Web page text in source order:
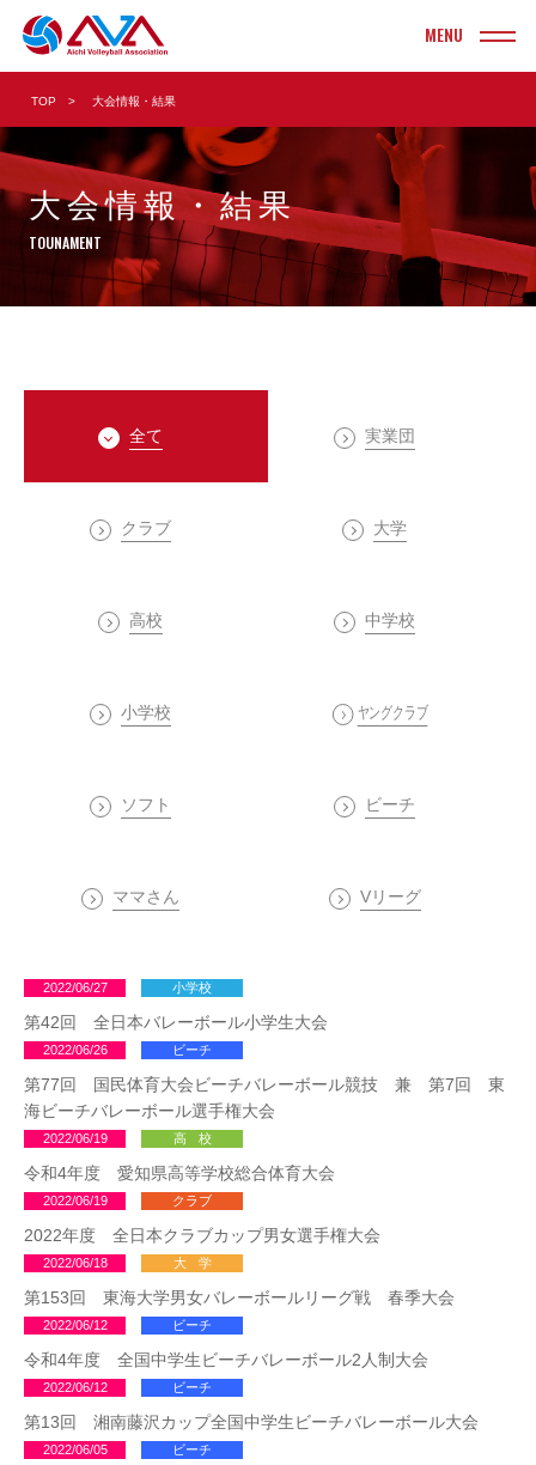
INFORMATION
TOURNAMENT
大会情報・結果
実業団 ヤングクラブ
クラブ ソフト
高校
中学校 Vリーグ
小学校
OPERATION
ASSOCIATION
チーム紹介
CONTACT
お問い合わせ
TOP 大会情報・結果
大会情報・結果
TOUNAMENT
全て 実業団
クラブ 大学
高校 中学校
小学校 ヤングクラブ
ソフト ビーチ
ママさん Vリーグ
2022/06/27 小学校
第42回 全日本バレーボール小学生大会
2022/06/26 ビーチ
第77回 国民体育大会ビーチバレーボール競技 兼 第7回 東
海ビーチバレーボール選手権大会
2022/06/19 高校
令和4年度 愛知県高等学校総合体育大会
2022/06/19 クラブ
2022年度 全日本クラブカップ男女選手権大会
2022/06/18 大学
第153回 東海大学男女バレーボールリーグ戦 春季大会
2022/06/12 ビーチ
令和4年度 全国中学生ビーチバレーボール2人制大会
2022/06/12 ビーチ
第13回 湘南藤沢カップ全国中学生ビーチバレーボール大会
2022/06/05 ビーチ